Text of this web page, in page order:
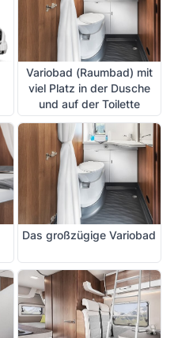
Variobad (Raumbad) mit
viel Platz in der Dusche
und auf der Toilette
Das großzügige Variobad